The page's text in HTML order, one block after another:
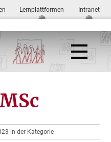
Lernplattformen Intranet
in der Kategorie